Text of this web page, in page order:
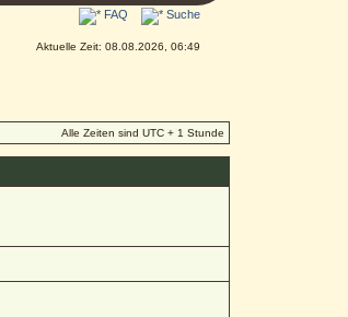
FAQ Suche
Aktuelle Zeit: 08.08.2026, 06:49
Alle Zeiten sind UTC + 1 Stunde